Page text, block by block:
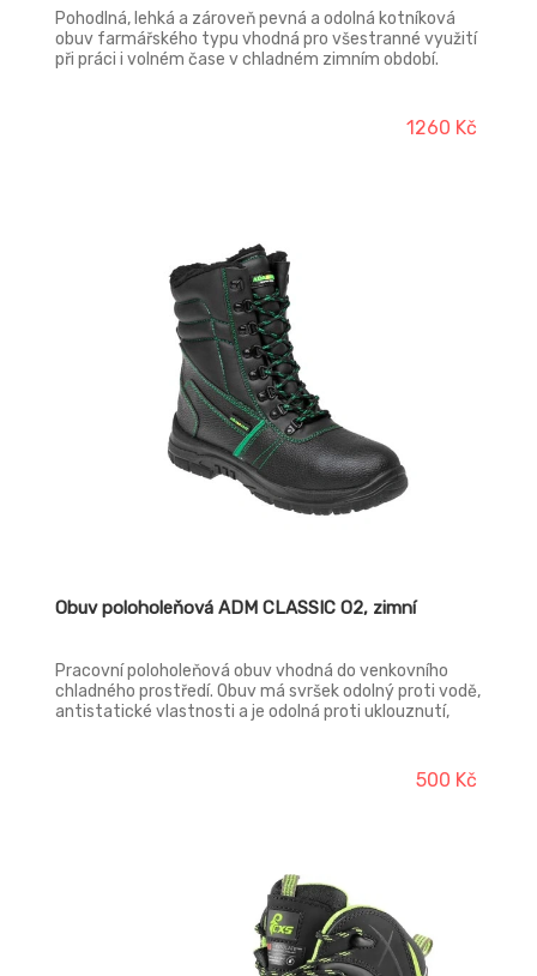
Pohodlná, lehká a zároveň pevná a odolná kotníková
obuv farmářského typu vhodná pro všestranné využití
při práci i volném čase v chladném zimním období.
1260 Kč
Obuv poloholeňová ADM CLASSIC O2, zimní
Pracovní poloholeňová obuv vhodná do venkovního
chladného prostředí. Obuv má svršek odolný proti vodě,
antistatické vlastnosti a je odolná proti uklouznutí,
500 Kč